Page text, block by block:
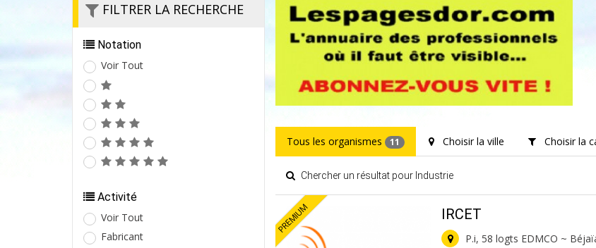
FILTRER LA RECHERCHE
Notation
Voir Tout
Activité
Voir Tout
Fabricant
Tous les organismes 11 Choisir la ville Choisir la
Chercher un résultat pour Industrie
PREMIUM IRCET
P.i, 58 logts EDMCO ~